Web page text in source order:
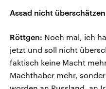
Assad nicht überschätzen
Röttgen: Noch mal, ich
jetzt und soll nicht
faktisch keine Macht
Machthaber mehr,